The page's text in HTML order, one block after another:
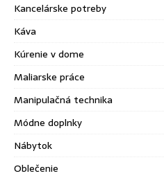
Kancelárske potreby
Káva
Kúrenie v dome
Maliarske práce
Manipulačná technika
Módne doplnky
Nábytok
Oblečenie